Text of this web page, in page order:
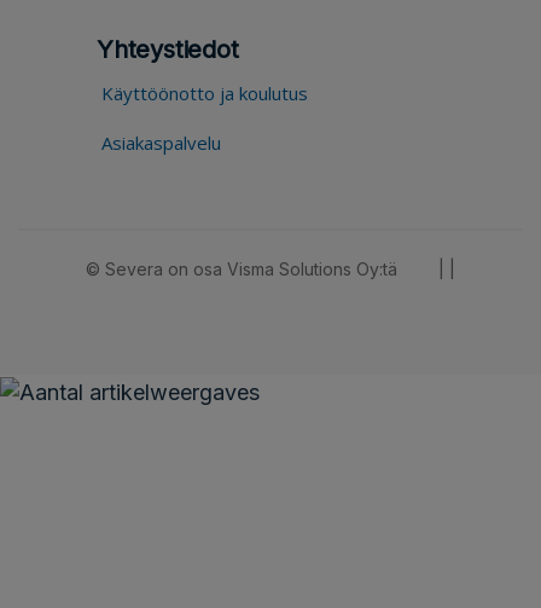
Yhteystiedot
Käyttöönotto ja koulutus
Asiakaspalvelu
© Severa on osa Visma Solutions Oy:tä